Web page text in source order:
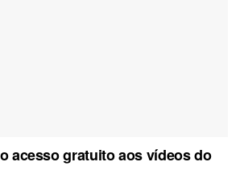
acesso gratuito aos vídeos do